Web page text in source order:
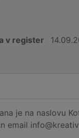
v register
je na naslovu
email